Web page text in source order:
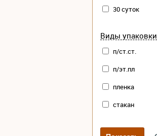
30 суток
Виды упаковки
п/ст.ст.
п/эт.пл
пленка
стакан